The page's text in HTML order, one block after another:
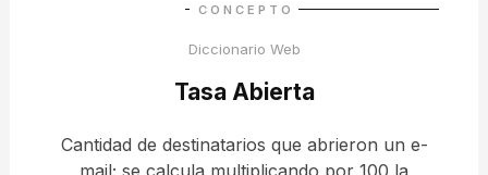
CONCEPTO
Diccionario Web
Tasa Abierta
Cantidad de destinatarios que abrieron un e-
mail; se calcula multiplicando por 100 la